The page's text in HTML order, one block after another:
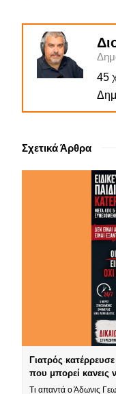
45
Σχετικά Άρθρα
Γιατρός
που μπορεί
Τι απαντά ο Άδωνις